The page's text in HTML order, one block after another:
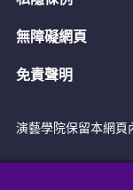
無障礙網頁
免責聲明
演藝學院保留本網頁